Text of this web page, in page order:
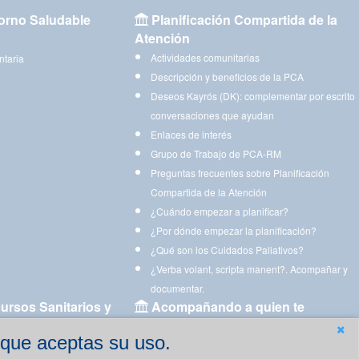
aceptas su uso.
Saludable
Planificación Compartida de la
Atención
Actividades comunitarias
Descripción y beneficios de la PCA
Deseos Kayrós (DK): complementar por escrito
conversaciones que ayudan
Enlaces de interés
Grupo de Trabajo de PCA-RM
Preguntas frecuentes sobre Planificación
Compartida de la Atención
¿Cuándo empezar a planificar?
¿Por dónde empezar la planificación?
¿Qué son los Cuidados Paliativos?
¿Verba volant, scripta manent?. Acompañar y
documentar.
Sanitarios y
Acompañando a quien te
Aplicaciones para descargar